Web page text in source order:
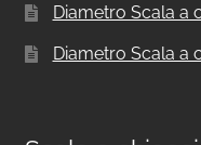
Diametro Scala a
Diametro Scala a